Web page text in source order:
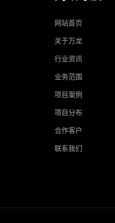
网站首页
关于万龙
行业资讯
业务范围
项目案例
项目分布
合作客户
联系我们